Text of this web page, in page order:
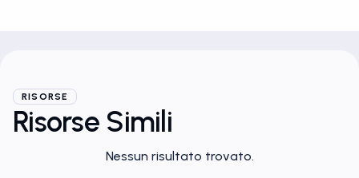
RISORSE
Risorse Simili
Nessun risultato trovato.